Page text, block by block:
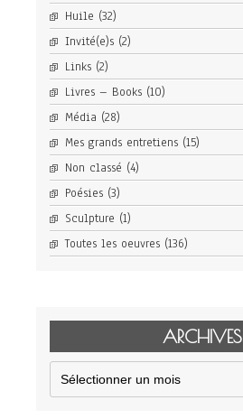
Huile (32)
Invité(e)s (2)
Links (2)
Livres – Books (10)
Média (28)
Mes grands entretiens (15)
Non classé (4)
Poésies (3)
Sculpture (1)
Toutes les oeuvres (136)
ARCHIVES
Archives